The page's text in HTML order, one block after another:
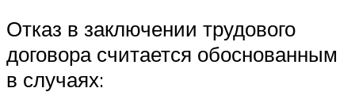
Отказ в заключении трудового
договора считается обоснованным
в случаях: